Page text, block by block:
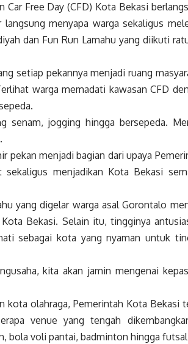
Car Free Day (CFD) Kota Bekasi
menyapa warga sekaligus
dan Fun Run Lamahu yang diikuti
setiap pekannya menjadi ruang
warga memadati kawasan CFD
senam, jogging hingga bersepeda.
pekan menjadi bagian dari upaya
menjadikan Kota Bekasi
yang digelar warga asal Gorontalo
Bekasi. Selain itu, tingginya
sebagai kota yang nyaman untuk
kita akan jamin mengenai
kota olahraga, Pemerintah Kota Bekasi
venue yang tengah
bola voli pantai, badminton hingga